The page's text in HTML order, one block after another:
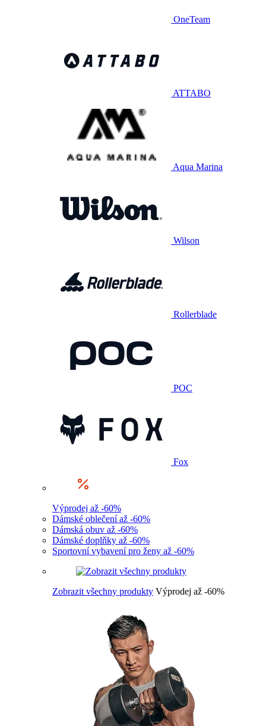
OneTeam
ATTABO
Aqua Marina
Wilson
Rollerblade
POC
Fox
Výprodej až -60%
Dámské oblečení až -60%
Dámská obuv až -60%
Dámské doplňky až -60%
Sportovní vybavení pro ženy až -60%
Zobrazit všechny produkty Výprodej až -60%